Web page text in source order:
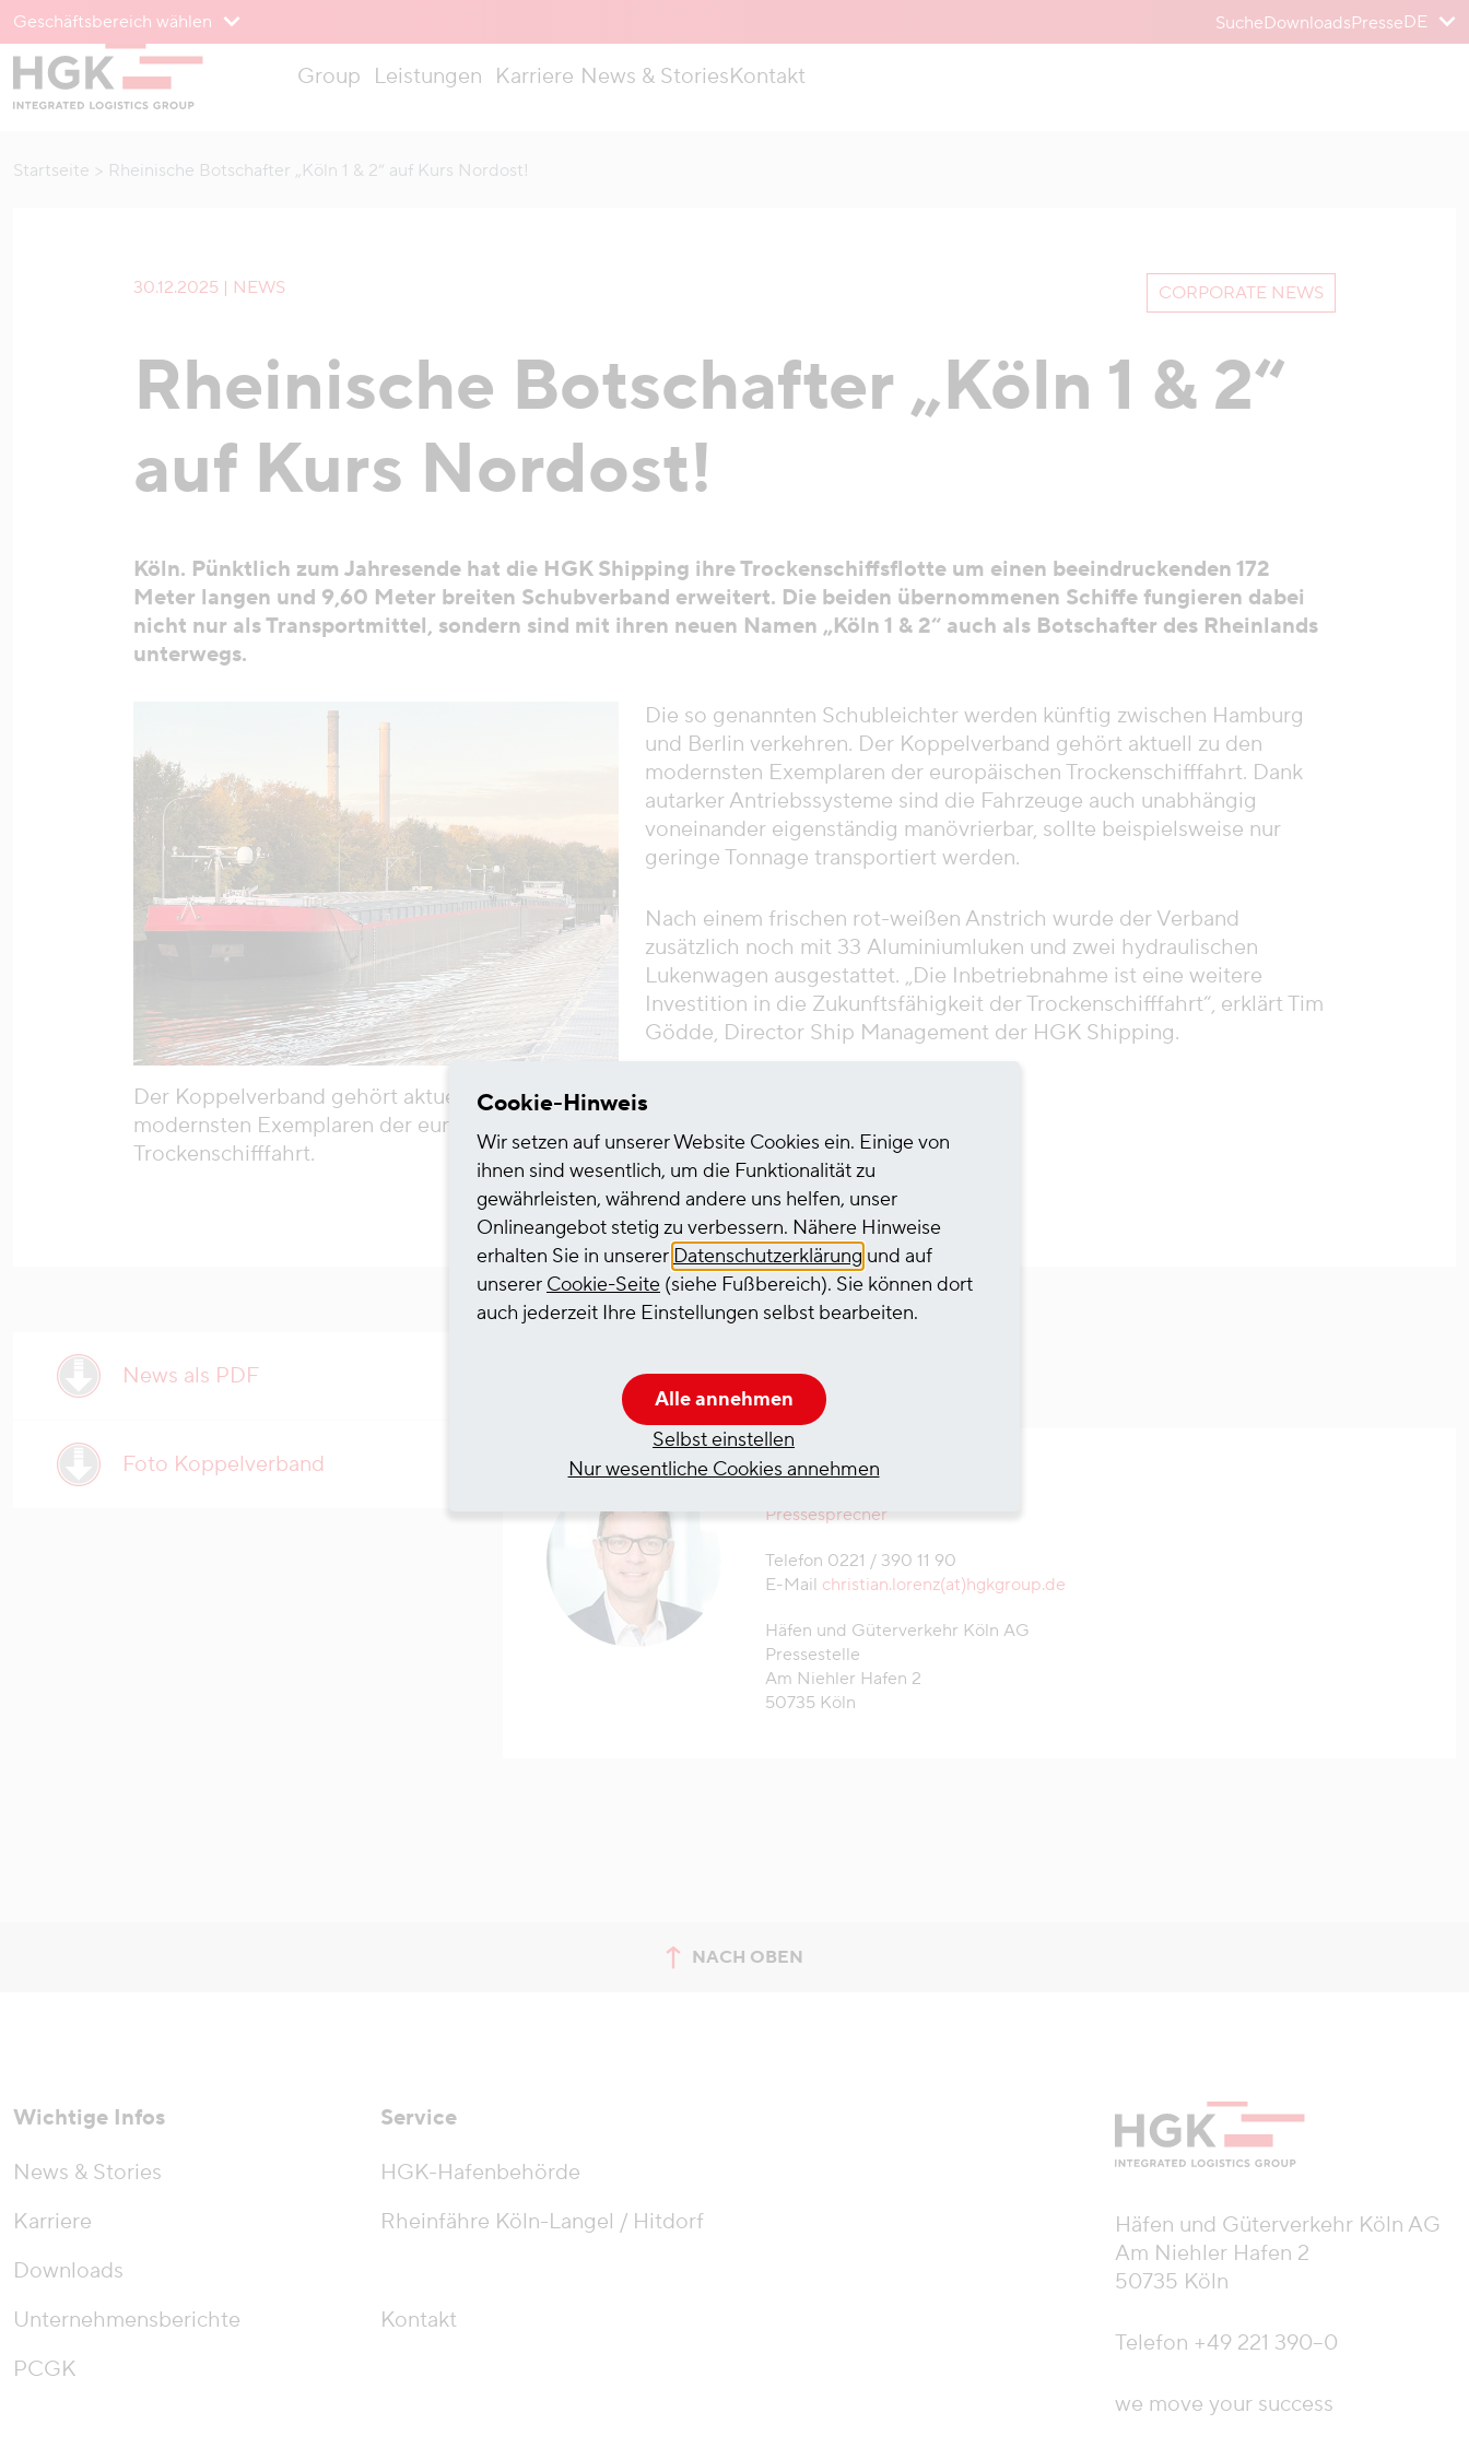
Zum Menü
Zum Inhalt
Geschäftsbereich wählen SucheDownloadsPresseDE
Group Leistungen Karriere News & StoriesKontakt
Startseite Rheinische Botschafter „Köln 1 & 2“ auf Kurs Nordost!
30.12.2025 | NEWS CORPORATE NEWS
Rheinische Botschafter „Köln 1 & 2“
auf Kurs Nordost!
Köln. Pünktlich zum Jahresende hat die HGK Shipping ihre Trockenschiffsflotte um einen beeindruckenden 172
Meter langen und 9,60 Meter breiten Schubverband erweitert. Die beiden übernommenen Schiffe fungieren dabei
nicht nur als Transportmittel, sondern sind mit ihren neuen Namen „Köln 1 & 2“ auch als Botschafter des Rheinlands
unterwegs.
Der Koppelverband gehört aktuell zu den
modernsten Exemplaren der europäischen
Trockenschifffahrt.
Die so genannten Schubleichter werden künftig zwischen Hamburg
und Berlin verkehren. Der Koppelverband gehört aktuell zu den
modernsten Exemplaren der europäischen Trockenschifffahrt. Dank
autarker Antriebssysteme sind die Fahrzeuge auch unabhängig
voneinander eigenständig manövrierbar, sollte beispielsweise nur
geringe Tonnage transportiert werden.
Nach einem frischen rot-weißen Anstrich wurde der Verband
zusätzlich noch mit 33 Aluminiumluken und zwei hydraulischen
Lukenwagen ausgestattet. „Die Inbetriebnahme ist eine weitere
Investition in die Zukunftsfähigkeit der Trockenschifffahrt“, erklärt Tim
Gödde, Director Ship Management der HGK Shipping.
News als PDF
Foto Koppelverband
Ihr Ansprechpartner
Christian Lorenz
Pressesprecher
Telefon 0221 / 390 11 90
E-Mail christian.lorenz(at)hgkgroup.de
Häfen und Güterverkehr Köln AG
Pressestelle
Am Niehler Hafen 2
50735 Köln
NACH OBEN
zum Seitenanfang springen
Wichtige Infos
News & Stories
Karriere
Downloads
Unternehmensberichte
PCGK
Service
HGK-Hafenbehörde
Rheinfähre Köln-Langel / Hitdorf
Kontakt
Häfen und Güterverkehr Köln AG
Am Niehler Hafen 2
50735 Köln
Telefon +49 221 390–0
we move your success
Cookie-Hinweis
Wir setzen auf unserer Website Cookies ein. Einige von
ihnen sind wesentlich, um die Funktionalität zu
gewährleisten, während andere uns helfen, unser
Onlineangebot stetig zu verbessern. Nähere Hinweise
erhalten Sie in unserer Datenschutzerklärung und auf
unserer Cookie-Seite (siehe Fußbereich). Sie können dort
auch jederzeit Ihre Einstellungen selbst bearbeiten.
Alle annehmen
Selbst einstellen
Nur wesentliche Cookies annehmen